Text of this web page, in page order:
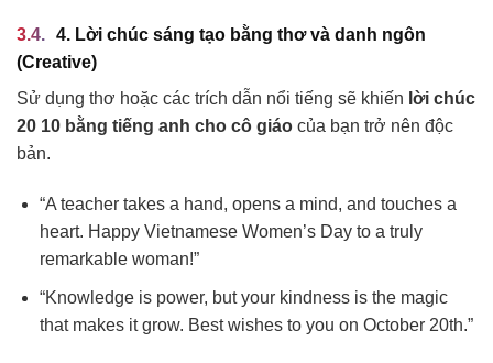
4. Lời chúc sáng tạo bằng thơ và danh ngôn
(Creative)
Sử dụng thơ hoặc các trích dẫn nổi tiếng sẽ khiến lời chúc
20 10 bằng tiếng anh cho cô giáo của bạn trở nên độc
bản.
“A teacher takes a hand, opens a mind, and touches a
heart. Happy Vietnamese Women’s Day to a truly
remarkable woman!”
“Knowledge is power, but your kindness is the magic
that makes it grow. Best wishes to you on October 20th.”